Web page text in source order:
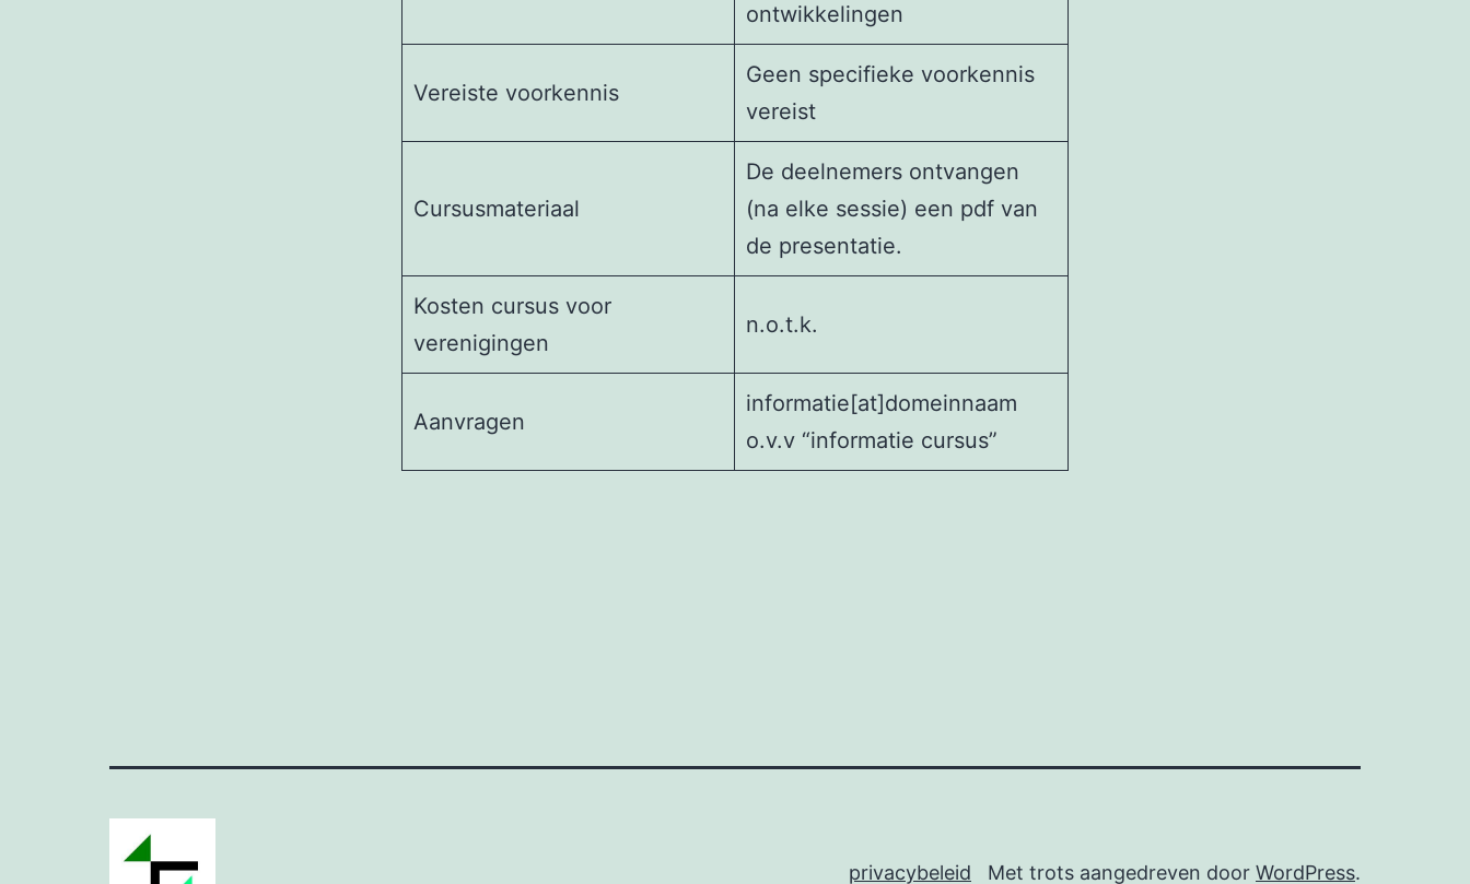
ontwikkelingen
Vereiste voorkennis
Geen specifieke voorkennis
vereist
Cursusmateriaal
De deelnemers ontvangen
(na elke sessie) een pdf van
de presentatie.
Kosten cursus voor
verenigingen
n.o.t.k.
Aanvragen
informatie[at]domeinnaam
o.v.v “informatie cursus”
privacybeleid Met trots aangedreven door WordPress.